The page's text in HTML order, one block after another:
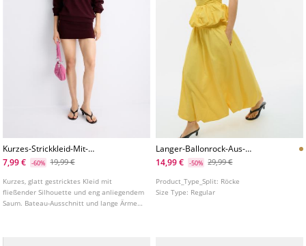
Kurzes-Strickkleid-Mit-
Bateauausschnitt
7,99 € -60% 19,99 €
Kurzes, glatt gestricktes Kleid mit
fließender Silhouette und eng anliegendem
Saum. Bateau-Ausschnitt und lange Ärmel
Langer-Ballonrock-Aus-
Popeline
14,99 € -50% 29,99 €
Product_Type_Split: Röcke
Size Type: Regular